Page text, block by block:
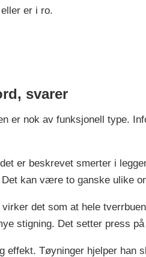
er i ro.
svarer
er nok av funksjonell type.
er beskrevet smerter i
kan være to ganske ulike
det som at hele
stigning. Det setter press
Tøyninger hjelper han